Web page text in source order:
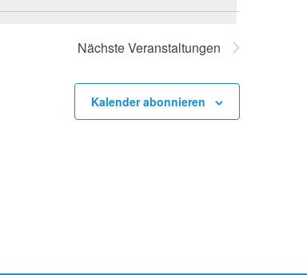
NächsteVeranstaltungen
Kalender abonnieren